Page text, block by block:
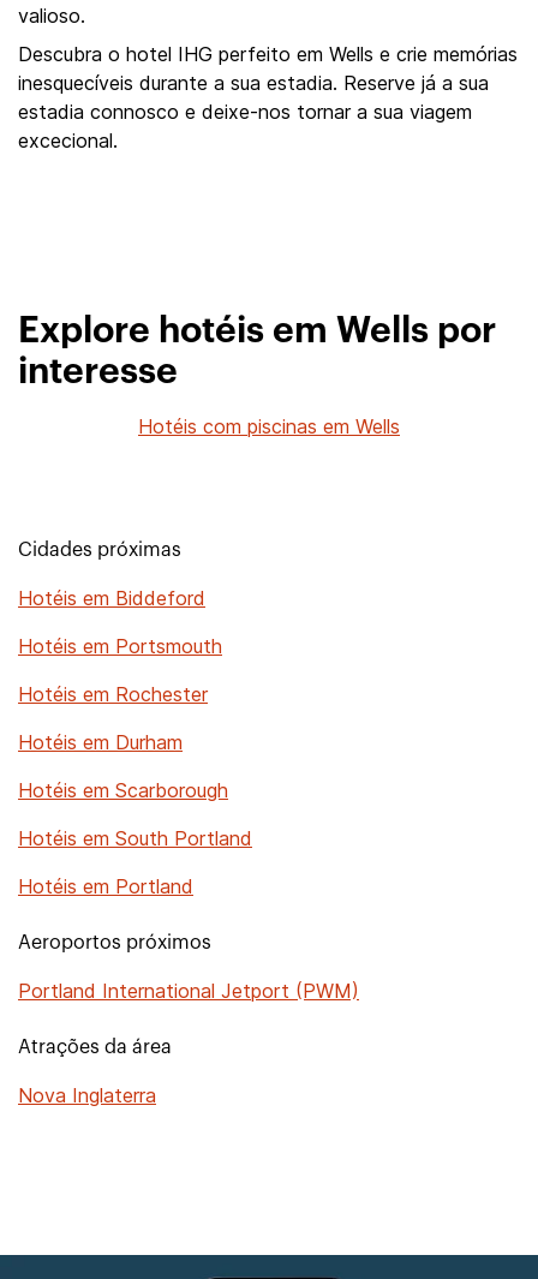
valioso.
Descubra o hotel IHG perfeito em Wells e crie memórias
inesquecíveis durante a sua estadia. Reserve já a sua
estadia connosco e deixe-nos tornar a sua viagem
excecional.
Explore hotéis em Wells por
interesse
Hotéis com piscinas em Wells
Cidades próximas
Hotéis em Biddeford
Hotéis em Portsmouth
Hotéis em Rochester
Hotéis em Durham
Hotéis em Scarborough
Hotéis em South Portland
Hotéis em Portland
Aeroportos próximos
Portland International Jetport (PWM)
Atrações da área
Nova Inglaterra